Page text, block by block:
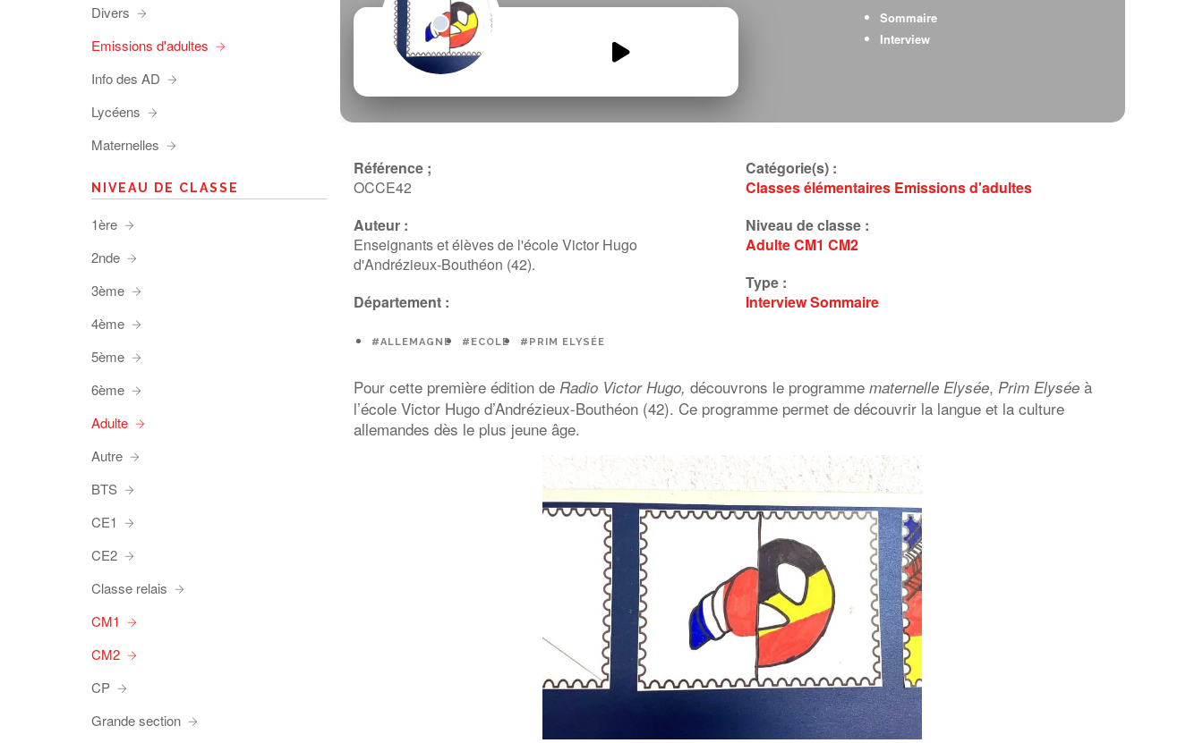
Boutheon-1.mp3
Sommaire
Interview
Référence ;
OCCE42
Auteur :
Enseignants et élèves de l'école Victor Hugo
d'Andrézieux-Bouthéon (42).
Département :
Catégorie(s) :
Classes élémentaires Emissions d'adultes
Niveau de classe :
AdulteCM1 CM2
Type :
InterviewSommaire
#ALLEMAGNE #ECOLE #PRIM ELYSÉE
Pour cette première édition de Radio Victor Hugo, découvrons le programmematernelle Elysée, Prim Elyséeà
l’école Victor Hugo d’Andrézieux-Bouthéon (42). Ce programme permet de découvrir la langue et la culture
allemandes dès le plus jeune âge.
Divers
Emissions d'adultes
Info des AD
Lycéens
Maternelles
NIVEAU DE CLASSE
1ère
2nde
3ème
4ème
5ème
6ème
Adulte
Autre
BTS
CE1
CE2
Classe relais
CM1
CM2
CP
Grande section